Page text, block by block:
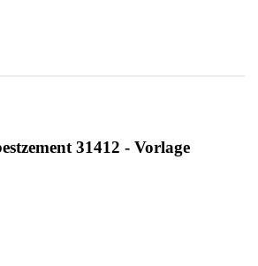
31412 - Vorlage